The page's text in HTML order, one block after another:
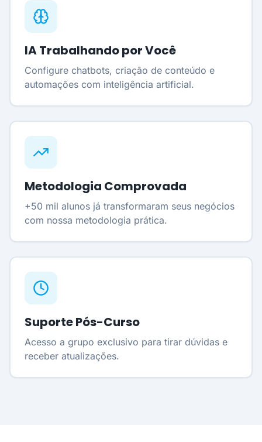
IA Trabalhando por Você
Configure chatbots, criação de conteúdo e
automações com inteligência artificial.
Metodologia Comprovada
+50 mil alunos já transformaram seus negócios
com nossa metodologia prática.
Suporte Pós-Curso
Acesso a grupo exclusivo para tirar dúvidas e
receber atualizações.